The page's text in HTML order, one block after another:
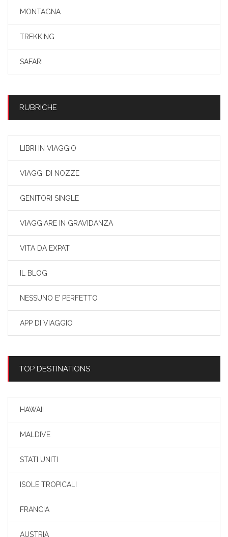
MONTAGNA
TREKKING
SAFARI
RUBRICHE
LIBRI IN VIAGGIO
VIAGGI DI NOZZE
GENITORI SINGLE
VIAGGIARE IN GRAVIDANZA
VITA DA EXPAT
IL BLOG
NESSUNO E’ PERFETTO
APP DI VIAGGIO
TOP DESTINATIONS
HAWAII
MALDIVE
STATI UNITI
ISOLE TROPICALI
FRANCIA
AUSTRIA